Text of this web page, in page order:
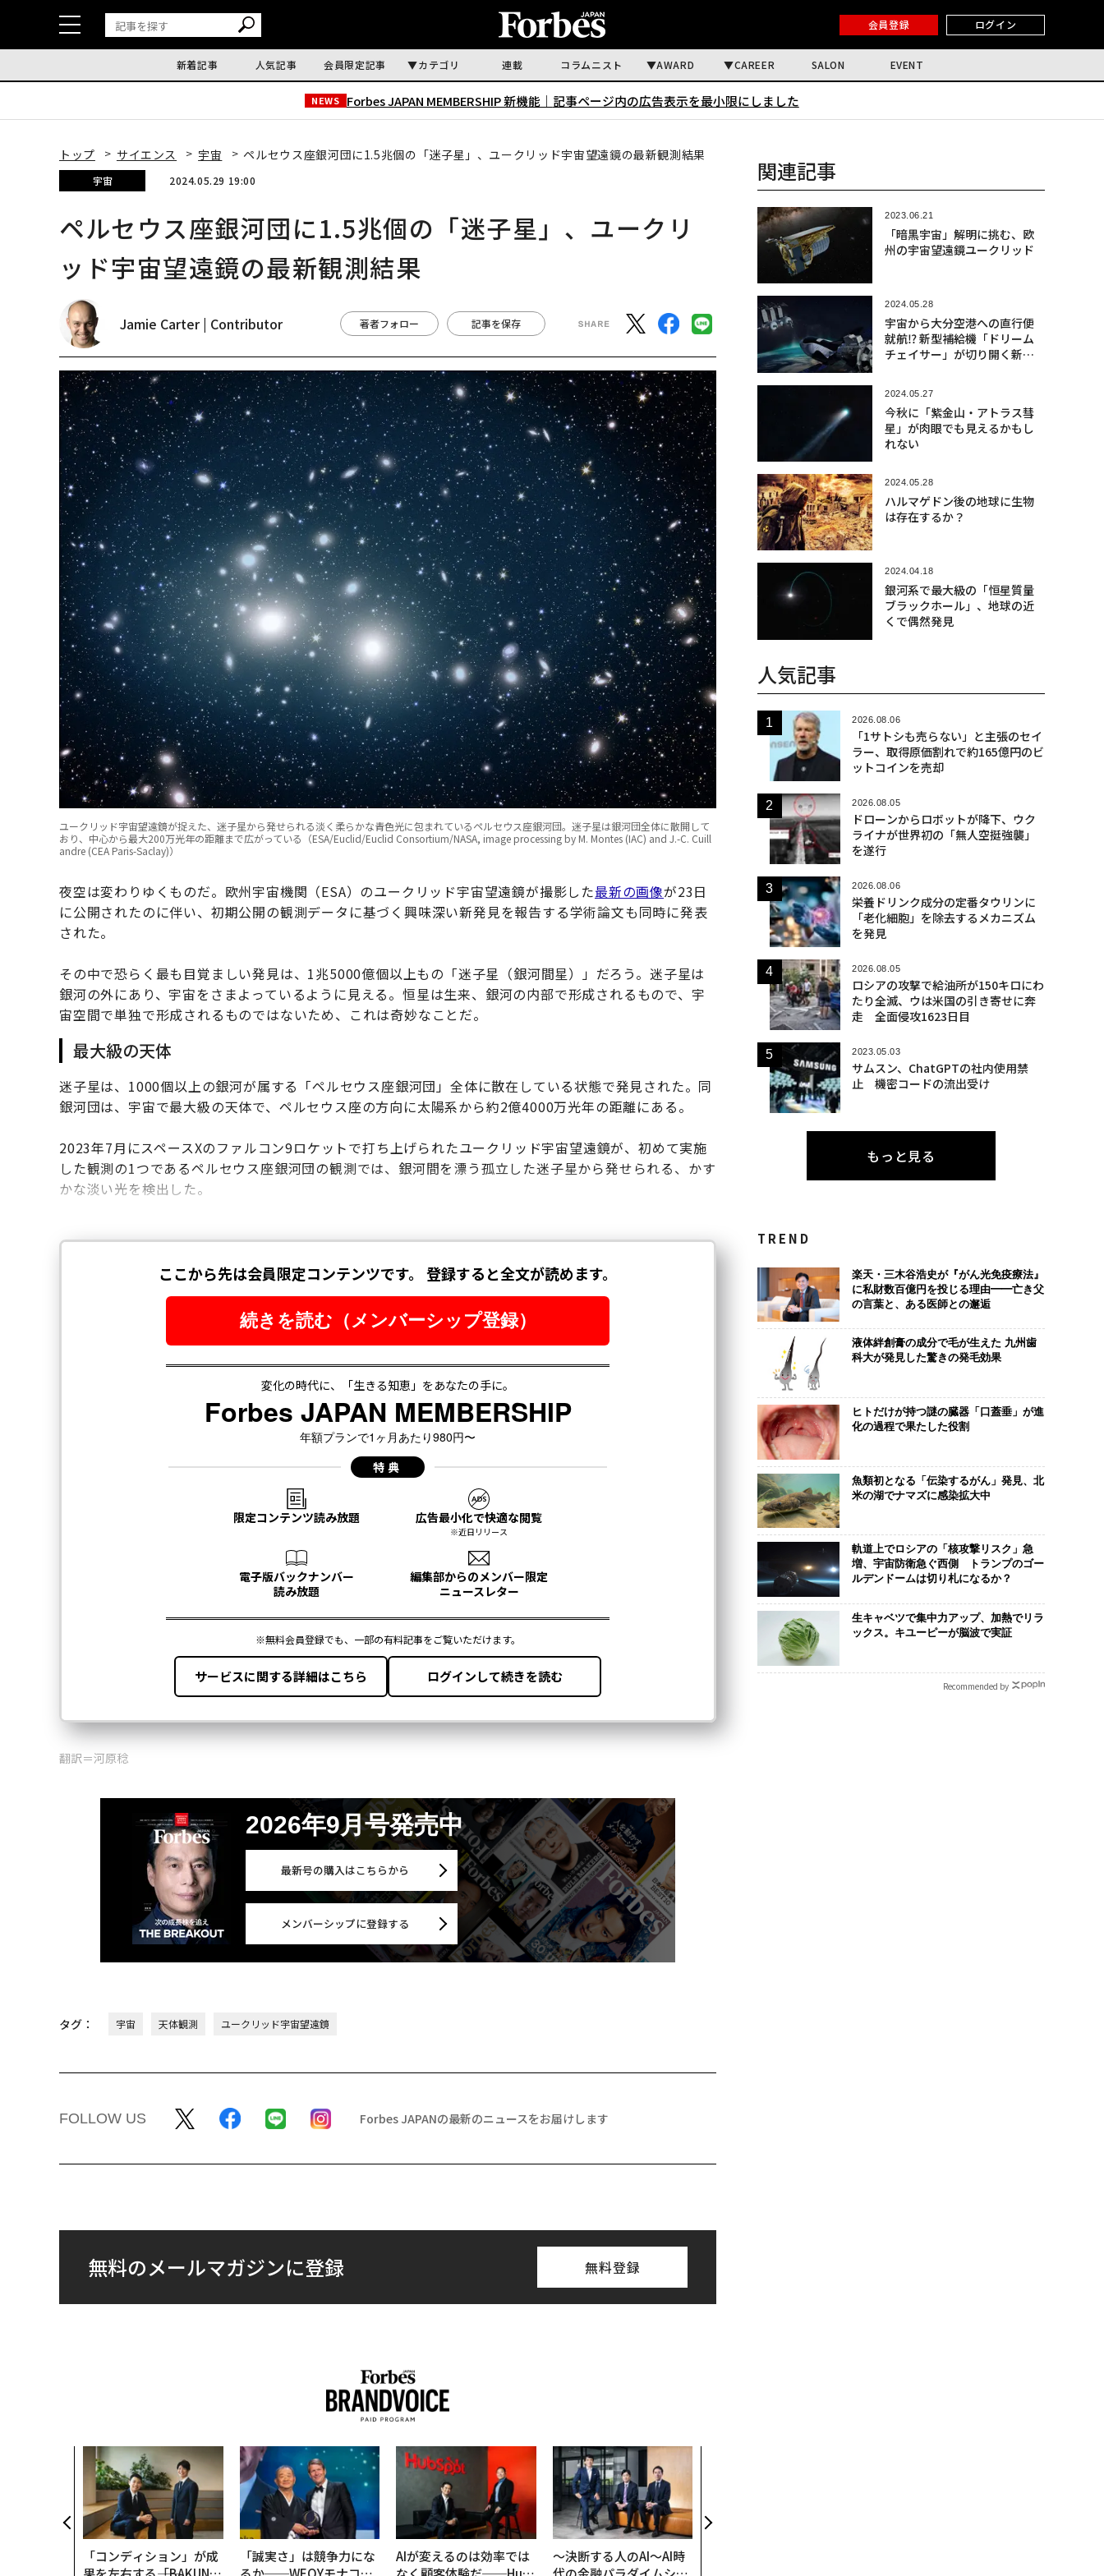
会員登録 ログイン
新着記事 人気記事 会員限定記事 カテゴリ 連載 コラムニスト AWARD CAREER SALON EVENT
NEWS Forbes JAPAN MEMBERSHIP 新機能｜ 記事ページ内の広告表示を最小限にしました
トップ サイエンス 宇宙 ペルセウス座銀河団に1.5兆個の「迷子星」、ユークリッド宇宙望遠鏡の最新観測結果
宇宙 2024.05.29 19:00
ペルセウス座銀河団に1.5兆個の「迷子星」、ユークリ
ッド宇宙望遠鏡の最新観測結果
Jamie Carter | Contributor 著者フォロー 記事を保存
ユークリッド宇宙望遠鏡が捉えた、迷子星から発せられる淡く柔らかな青色光に包まれているペルセウス座銀河団。迷子星は銀河団全体に散開して
おり、中心から最大200万光年の距離まで広がっている（ESA/Euclid/Euclid Consortium/NASA, image processing by M. Montes (IAC) and J.-C. Cuill
andre (CEA Paris-Saclay)）
夜空は変わりゆくものだ。欧州宇宙機関（ESA）のユークリッド宇宙望遠鏡が撮影した最新の画像が23日
に公開されたのに伴い、初期公開の観測データに基づく興味深い新発見を報告する学術論文も同時に発表
された。
その中で恐らく最も目覚ましい発見は、1兆5000億個以上もの「迷子星（銀河間星）」だろう。迷子星は
銀河の外にあり、宇宙をさまよっているように見える。恒星は生来、銀河の内部で形成されるもので、宇
宙空間で単独で形成されるものではないため、これは奇妙なことだ。
最大級の天体
迷子星は、1000個以上の銀河が属する「ペルセウス座銀河団」全体に散在している状態で発見された。同
銀河団は、宇宙で最大級の天体で、ペルセウス座の方向に太陽系から約2億4000万光年の距離にある。
2023年7月にスペースXのファルコン9ロケットで打ち上げられたユークリッド宇宙望遠鏡が、初めて実施
した観測の1つであるペルセウス座銀河団の観測では、銀河間を漂う孤立した迷子星から発せられる、かす
かな淡い光を検出した。
翻訳＝河原稔
2026年9月号発売中
最新号の購入はこちらから
メンバーシップに登録する
タグ： 宇宙 天体観測 ユークリッド宇宙望遠鏡
FOLLOW US Forbes JAPANの最新のニュースをお届けします
無料のメールマガジンに登録 無料登録
「コンディション」が成
「誠実さ」は競争力にな
AIが変えるのは効率では
〜決断する人のAI〜AI時
年の答え
関連記事
2023.06.21
「暗黒宇宙」解明に挑む、欧
州の宇宙望遠鏡ユークリッド
2024.05.28
宇宙から大分空港への直行便
就航⁉ 新型補給機「ドリーム
チェイサー」が切り開く新航
2024.05.27
今秋に「紫金山・アトラス彗
星」が肉眼でも見えるかもし
れない
2024.05.28
ハルマゲドン後の地球に生物
は存在するか？
2024.04.18
銀河系で最大級の「恒星質量
ブラックホール」、地球の近
くで偶然発見
人気記事
2026.08.06
「1サトシも売らない」と主張のセイ
ラー、取得原価割れで約165億円のビ
ットコインを売却
2026.08.05
ドローンからロボットが降下、ウク
ライナが世界初の「無人空挺強襲」
を遂行
2026.08.06
栄養ドリンク成分の定番タウリンに
「老化細胞」を除去するメカニズム
を発見
2026.08.05
ロシアの攻撃で給油所が150キロにわ
たり全滅、ウは米国の引き寄せに奔
走 全面侵攻1623日目
2023.05.03
サムスン、ChatGPTの社内使用禁
止 機密コードの流出受け
もっと見る
TREND
楽天・三木谷浩史が『がん光免疫療法』
に私財数百億円を投じる理由━━亡き父
の言葉と、ある医師との邂逅
液体絆創膏の成分で毛が生えた 九州歯
科大が発見した驚きの発毛効果
ヒトだけが持つ謎の臓器「口蓋垂」が進
化の過程で果たした役割
魚類初となる「伝染するがん」発見、北
米の湖でナマズに感染拡大中
軌道上でロシアの「核攻撃リスク」急
増、宇宙防衛急ぐ西側 トランプのゴー
ルデンドームは切り札になるか？
生キャベツで集中力アップ、加熱でリラ
ックス。キユーピーが脳波で実証
Recommended by